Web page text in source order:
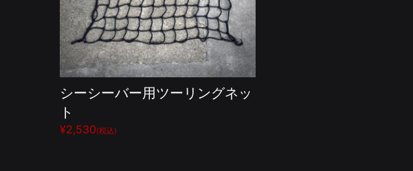
シーシーバー用ツーリングネッ
ト
¥2,530(税込)